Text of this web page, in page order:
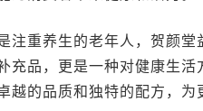
注重养生的老年人，贺颜
充品，更是一种对健康生
越的品质和独特的配方，为